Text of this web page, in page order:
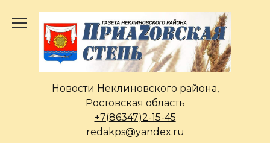
содержанию
Новости Неклиновского района,
Ростовская область
+7(86347)2-15-45
redakps@yandex.ru